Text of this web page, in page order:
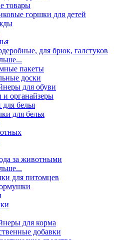
товары
горшки для детей
для брюк, галстуков
пакеты
доски
для обуви
органайзеры
белья
для белья
за животными
для питомцев
для корма
добавки